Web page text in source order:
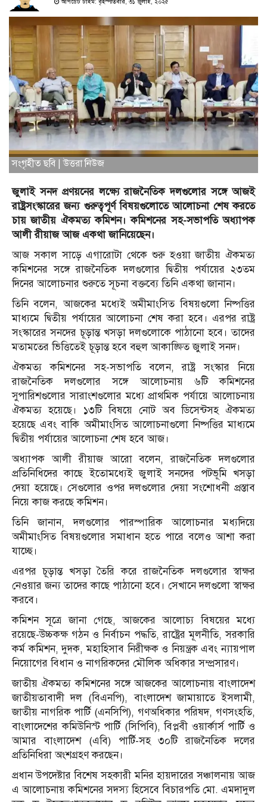
আপডেট টাইম: বৃহস্পতিবার, ৩১ জুলাই, ২০২৫
সংগৃহীত ছবি | উত্তরা নিউজ
জুলাই সনদ প্রণয়নের লক্ষ্যে রাজনৈতিক দলগুলোর সঙ্গে আজই
রাষ্ট্রসংস্কারের জন্য গুরুত্বপূর্ণ বিষয়গুলোতে আলোচনা শেষ করতে
চায় জাতীয় ঐকমত্য কমিশন। কমিশনের সহ-সভাপতি অধ্যাপক
আলী রীয়াজ আজ একথা জানিয়েছেন।
আজ সকাল সাড়ে এগারোটা থেকে শুরু হওয়া জাতীয় ঐকমত্য
কমিশনের সঙ্গে রাজনৈতিক দলগুলোর দ্বিতীয় পর্যায়ের ২৩তম
দিনের আলোচনার শুরুতে সূচনা বক্তব্যে তিনি একথা জানান।
তিনি বলেন, আজকের মধ্যেই অমীমাংসিত বিষয়গুলো নিষ্পত্তির
মাধ্যমে দ্বিতীয় পর্যায়ের আলোচনা শেষ করা হবে। এরপর রাষ্ট্র
সংস্কারের সনদের চূড়ান্ত খসড়া দলগুলোকে পাঠানো হবে। তাদের
মতামতের ভিত্তিতেই চূড়ান্ত হবে বহুল আকাঙ্ক্ষিত জুলাই সনদ।
ঐকমত্য কমিশনের সহ-সভাপতি বলেন, রাষ্ট্র সংস্কার নিয়ে
রাজনৈতিক দলগুলোর সঙ্গে আলোচনায় ৬টি কমিশনের
সুপারিশগুলোর সারাংশগুলোর মধ্যে প্রাথমিক পর্যায়ে আলোচনায়
ঐকমত্য হয়েছে। ১৩টি বিষয়ে নোট অব ডিসেন্টসহ ঐকমত্য
হয়েছে এবং বাকি অমীমাংসিত আলোচনাগুলো নিষ্পত্তির মাধ্যমে
দ্বিতীয় পর্যায়ের আলোচনা শেষ হবে আজ।
অধ্যাপক আলী রীয়াজ আরো বলেন, রাজনৈতিক দলগুলোর
প্রতিনিধিদের কাছে ইতোমধ্যেই জুলাই সনদের পটভূমি খসড়া
দেয়া হয়েছে। সেগুলোর ওপর দলগুলোর দেয়া সংশোধনী প্রস্তাব
নিয়ে কাজ করছে কমিশন।
তিনি জানান, দলগুলোর পারস্পারিক আলোচনার মধ্যদিয়ে
অমীমাংসিত বিষয়গুলোর সমাধান হতে পারে বলেও আশা করা
যাচ্ছে।
এরপর চূড়ান্ত খসড়া তৈরি করে রাজনৈতিক দলগুলোর স্বাক্ষর
নেওয়ার জন্য তাদের কাছে পাঠানো হবে। সেখানে দলগুলো স্বাক্ষর
করবে।
কমিশন সূত্রে জানা গেছে, আজকের আলোচ্য বিষয়ের মধ্যে
রয়েছে-উচ্চকক্ষ গঠন ও নির্বাচন পদ্ধতি, রাষ্ট্রের মূলনীতি, সরকারি
কর্ম কমিশন, দুদক, মহাহিসাব নিরীক্ষক ও নিয়ন্ত্রক এবং ন্যায়পাল
নিয়োগের বিধান ও নাগরিকদের মৌলিক অধিকার সম্প্রসারণ।
জাতীয় ঐকমত্য কমিশনের সঙ্গে আজকের আলোচনায় বাংলাদেশ
জাতীয়তাবাদী দল (বিএনপি), বাংলাদেশ জামায়াতে ইসলামী,
জাতীয় নাগরিক পার্টি (এনসিপি), গণঅধিকার পরিষদ, গণসংহতি,
বাংলাদেশের কমিউনিস্ট পার্টি (সিপিবি), বিপ্লবী ওয়ার্কার্স পার্টি ও
আমার বাংলাদেশ (এবি) পার্টি-সহ ৩০টি রাজনৈতিক দলের
প্রতিনিধিরা অংশগ্রহণ করছেন।
প্রধান উপদেষ্টার বিশেষ সহকারী মনির হায়দারের সঞ্চালনায় আজ
এ আলোচনায় কমিশনের সদস্য হিসেবে বিচারপতি মো. এমদাদুল